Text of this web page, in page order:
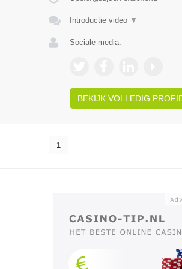
Introductie video ▼
Sociale media:
BEKIJK VOLLEDIG
1